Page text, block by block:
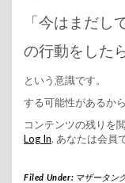
「今はまだし
の行動をしたら
という意識です。
する可能性があるか
コンテンツの残りを
Log In. あなたは会員
Filed Under: マザータン